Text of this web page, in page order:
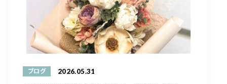
ブログ 2026.05.31